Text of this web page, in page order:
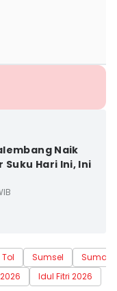
Naik
Suku Hari Ini, Ini
Sumsel
Idul Fitri 2026